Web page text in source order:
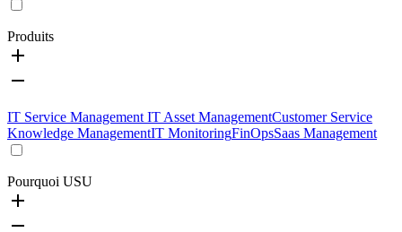
Produits
IT Service Management IT Asset ManagementCustomer Service
Knowledge ManagementIT MonitoringFinOpsSaas Management
Pourquoi USU